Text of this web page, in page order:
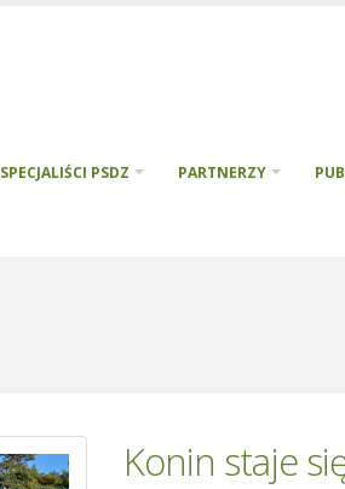
SPECJALIŚCI PSDZ PARTNERZY
Konin staje